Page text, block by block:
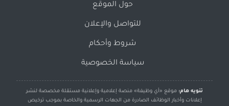
حول الموقع
للتواصل والإعلان
شروط وأحكام
سياسة الخصوصية
تنويه هام: موقع «أي وظيفة» منصة إعلامية وإعلانية مستقلة مخصصة لنشر
إعلانات وأخبار الوظائف الصادرة من الجهات الرسمية والخاصة بموجب ترخيص